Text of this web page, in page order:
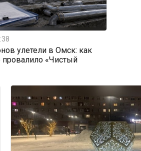
улетели в Омск: как
провалило «Чистый